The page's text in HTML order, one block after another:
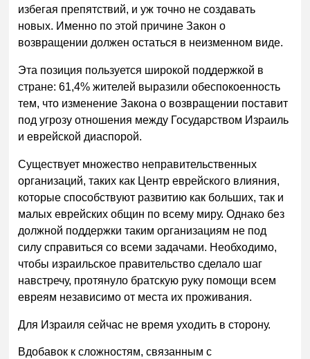
избегая препятствий, и уж точно не создавать
новых. Именно по этой причине Закон о
возвращении должен остаться в неизменном виде.
Эта позиция пользуется широкой поддержкой в
стране: 61,4% жителей выразили обеспокоенность
тем, что изменение Закона о возвращении поставит
под угрозу отношения между Государством Израиль
и еврейской диаспорой.
Существует множество неправительственных
организаций, таких как Центр еврейского влияния,
которые способствуют развитию как больших, так и
малых еврейских общин по всему миру. Однако без
должной поддержки таким организациям не под
силу справиться со всеми задачами. Необходимо,
чтобы израильское правительство сделало шаг
навстречу, протянуло братскую руку помощи всем
евреям независимо от места их проживания.
Для Израиля сейчас не время уходить в сторону.
Вдобавок к сложностям, связанным с